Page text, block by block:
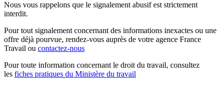
Nous vous rappelons que le signalement abusif est strictement
interdit.
Pour tout signalement concernant des informations inexactes ou une
offre déjà pourvue, rendez-vous auprès de votre agence France
Travail ou contactez-nous
Pour toute information concernant le droit du travail, consultez
les fiches pratiques du Ministère du travail